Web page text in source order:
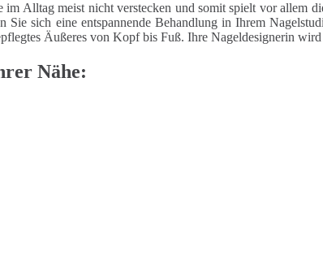
im Alltag meist nicht verstecken und somit spielt vor allem
sich eine entspannende Behandlung in Ihrem
Äußeres von Kopf bis Fuß. Ihre Nageldesignerin
Nähe: